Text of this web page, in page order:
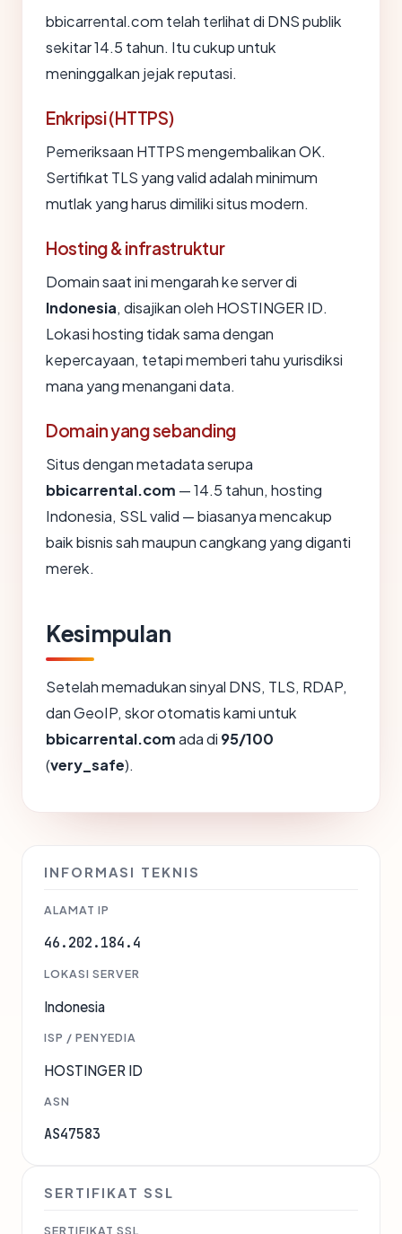
bbicarrental.com telah terlihat di DNS publik
sekitar 14.5 tahun. Itu cukup untuk
meninggalkan jejak reputasi.
Enkripsi (HTTPS)
Pemeriksaan HTTPS mengembalikan OK.
Sertifikat TLS yang valid adalah minimum
mutlak yang harus dimiliki situs modern.
Hosting & infrastruktur
Domain saat ini mengarah ke server di
Indonesia, disajikan oleh HOSTINGER ID.
Lokasi hosting tidak sama dengan
kepercayaan, tetapi memberi tahu yurisdiksi
mana yang menangani data.
Domain yang sebanding
Situs dengan metadata serupa
bbicarrental.com — 14.5 tahun, hosting
Indonesia, SSL valid — biasanya mencakup
baik bisnis sah maupun cangkang yang diganti
merek.
Kesimpulan
Setelah memadukan sinyal DNS, TLS, RDAP,
dan GeoIP, skor otomatis kami untuk
bbicarrental.comada di 95/100
(very_safe).
INFORMASI TEKNIS
ALAMAT IP
46.202.184.4
LOKASI SERVER
Indonesia
ISP / PENYEDIA
HOSTINGER ID
ASN
AS47583
SERTIFIKAT SSL
SERTIFIKAT SSL